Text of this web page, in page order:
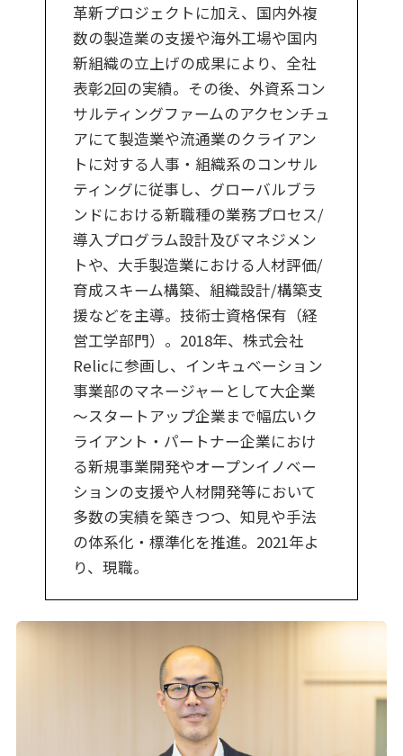
革新プロジェクトに加え、国内外複
数の製造業の支援や海外工場や国内
新組織の立上げの成果により、全社
表彰2回の実績。その後、外資系コン
サルティングファームのアクセンチュ
アにて製造業や流通業のクライアン
トに対する人事・組織系のコンサル
ティングに従事し、グローバルブラ
ンドにおける新職種の業務プロセス/
導入プログラム設計及びマネジメン
トや、大手製造業における人材評価/
育成スキーム構築、組織設計/構築支
援などを主導。技術士資格保有（経
営工学部門）。2018年、株式会社
Relicに参画し、インキュベーション
事業部のマネージャーとして大企業
～スタートアップ企業まで幅広いク
ライアント・パートナー企業におけ
る新規事業開発やオープンイノベー
ションの支援や人材開発等において
多数の実績を築きつつ、知見や手法
の体系化・標準化を推進。2021年よ
り、現職。